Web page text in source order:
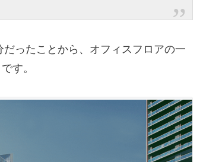
ったことから、オフィスフロアの一
す。